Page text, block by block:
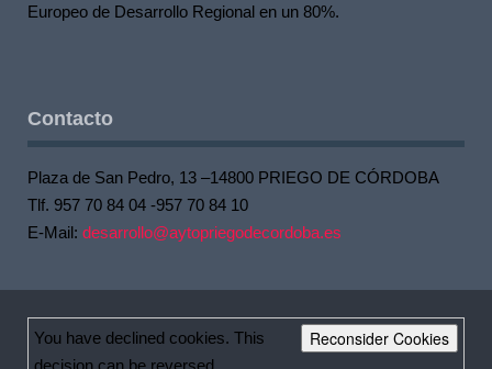
Europeo de Desarrollo Regional en un 80%.
Contacto
Plaza de San Pedro, 13 –14800 PRIEGO DE CÓRDOBA
Tlf. 957 70 84 04 -957 70 84 10
E-Mail: desarrollo@aytopriegodecordoba.es
Reconsider Cookies
You have declined cookies. This
decision can be reversed.